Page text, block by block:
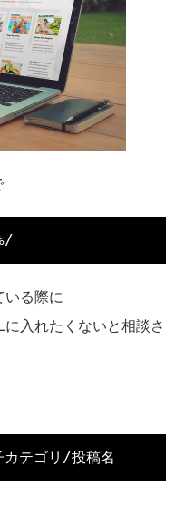
いる際に
入れたくないと相談さ